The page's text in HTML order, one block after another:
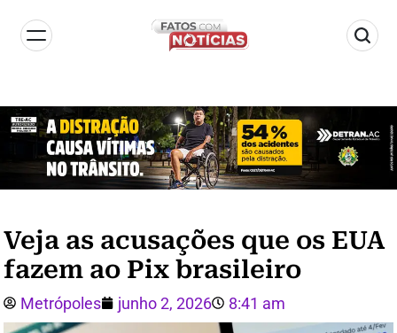
Veja as acusações que os EUA
fazem ao Pix brasileiro
Metrópoles junho 2, 2026 8:41 am